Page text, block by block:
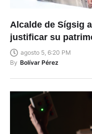
Alcalde de Sígsig
justificar su
agosto 5, 6:20 PM
By Bolívar Pérez